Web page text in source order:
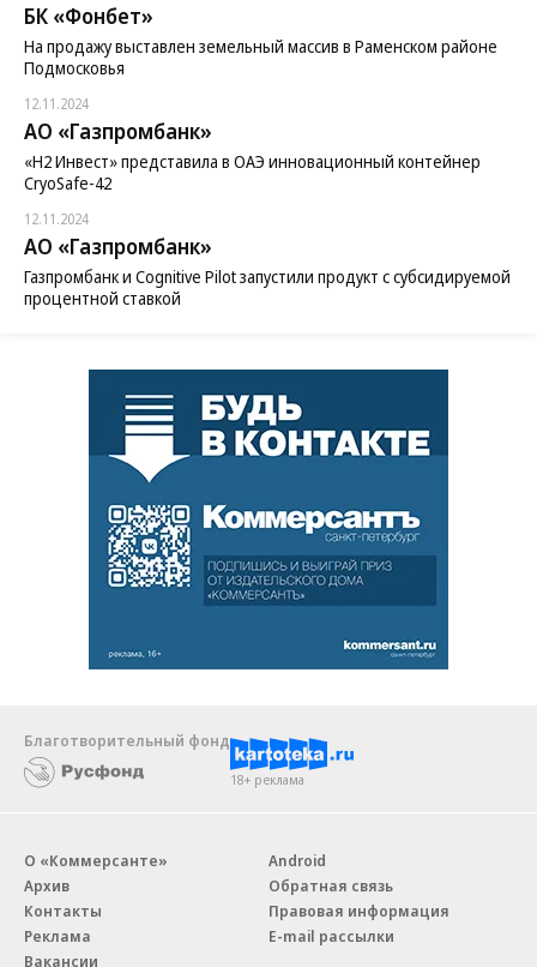
БК «Фонбет»
На продажу выставлен земельный массив в Раменском районе
Подмосковья
12.11.2024
АО «Газпромбанк»
«H2 Инвест» представила в ОАЭ инновационный контейнер
CryoSafe-42
12.11.2024
АО «Газпромбанк»
Газпромбанк и Cognitive Pilot запустили продукт с субсидируемой
процентной ставкой
Благотворительный фонд
18+ реклама
О «Коммерсанте»
Архив
Контакты
Реклама
Вакансии
Android
Обратная связь
Правовая информация
E-mail рассылки